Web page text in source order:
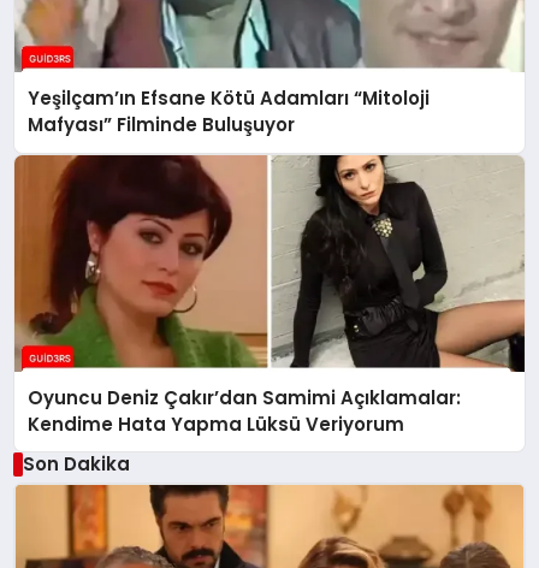
Yeşilçam’ın Efsane Kötü Adamları “Mitoloji
Mafyası” Filminde Buluşuyor
Oyuncu Deniz Çakır’dan Samimi Açıklamalar:
Kendime Hata Yapma Lüksü Veriyorum
Son Dakika